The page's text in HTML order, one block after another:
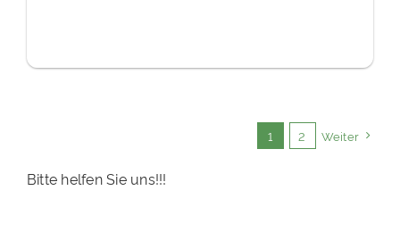
1 2 Weiter
Bitte helfen Sie uns!!!